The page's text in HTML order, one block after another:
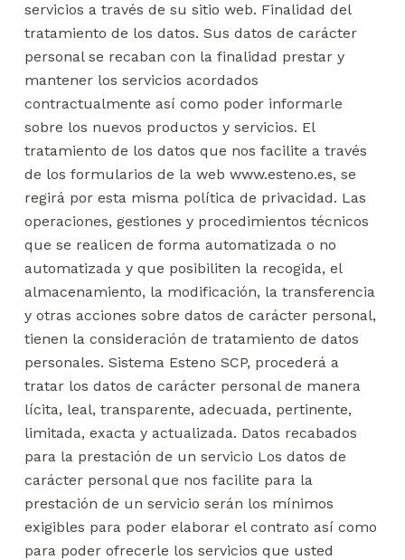
servicios a través de su sitio web. Finalidad del
tratamiento de los datos. Sus datos de carácter
personal se recaban con la finalidad prestar y
mantener los servicios acordados
contractualmente así como poder informarle
sobre los nuevos productos y servicios. El
tratamiento de los datos que nos facilite a través
de los formularios de la web www.esteno.es, se
regirá por esta misma política de privacidad. Las
operaciones, gestiones y procedimientos técnicos
que se realicen de forma automatizada o no
automatizada y que posibiliten la recogida, el
almacenamiento, la modificación, la transferencia
y otras acciones sobre datos de carácter personal,
tienen la consideración de tratamiento de datos
personales. Sistema Esteno SCP, procederá a
tratar los datos de carácter personal de manera
lícita, leal, transparente, adecuada, pertinente,
limitada, exacta y actualizada. Datos recabados
para la prestación de un servicio Los datos de
carácter personal que nos facilite para la
prestación de un servicio serán los mínimos
exigibles para poder elaborar el contrato así como
para poder ofrecerle los servicios que usted